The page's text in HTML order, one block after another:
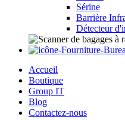
Sérine
Barrière
Détecteur
Accueil
Boutique
Group IT
Blog
Contactez-nous